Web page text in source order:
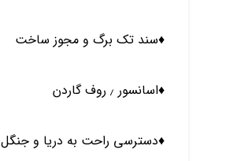
♦️سند تک برگ و مجوز ساخت
♦️اسانسور ٫ روف گاردن
♦️دسترسی راحت به دریا و جنگل